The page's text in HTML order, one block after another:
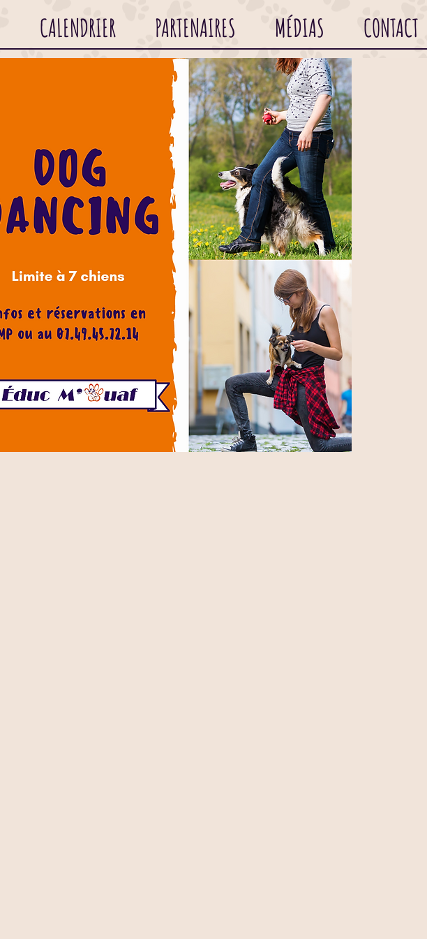
CALENDRIER PARTENAIRES MÉDIAS CONTACT